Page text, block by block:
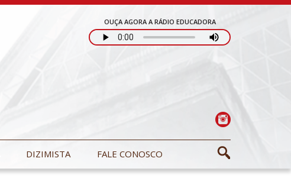
OUÇA AGORA A RÁDIO EDUCADORA
DIZIMISTA FALE CONOSCO